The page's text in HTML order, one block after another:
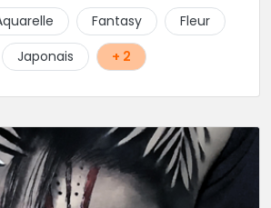
loin pour se faire tatouer par cette
pas à la contacter par téléphone:
Fantasy
Fleur
Japonais + 2